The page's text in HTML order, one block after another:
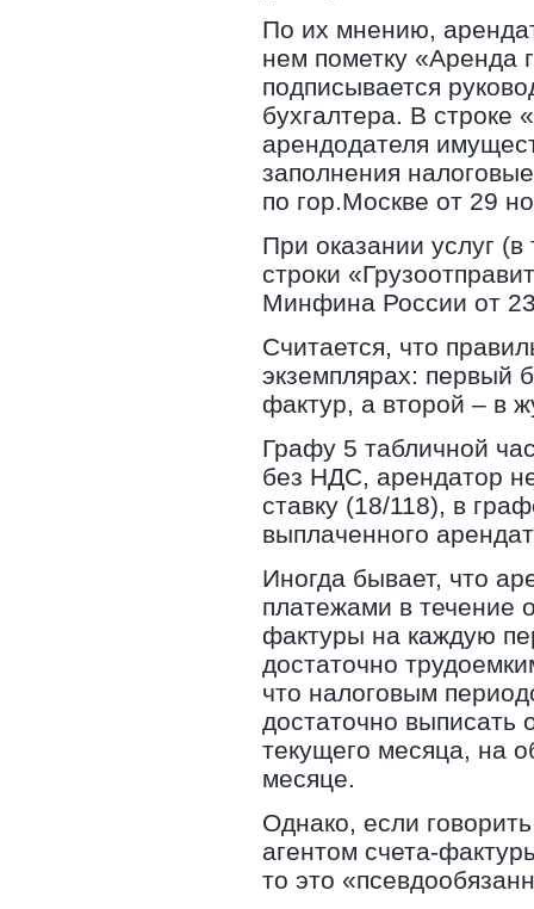
По их мнению,
нем пометку «Аренда
подписывается
бухгалтера. В строке
арендодателя
заполнения
по гор.Москве от 29
При оказании услуг
строки
Минфина России от
Считается, что
экземплярах: первый
фактур, а второй – в
Графу 5 табличной
без НДС, арендатор
ставку (18/118), в
выплаченного
Иногда бывает, что
платежами в течение
фактуры на каждую
достаточно
что налоговым
достаточно выписать
текущего месяца, на
месяце.
Однако, если
агентом счета-
то это